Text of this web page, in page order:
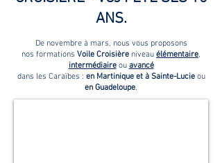
ANS.
De novembre à mars, nous vous proposons
nos formations Voile Croisière niveau élémentaire,
intermédiaireou avancé
dans les Caraïbes : en Martinique et à Sainte-Lucieou
en Guadeloupe.